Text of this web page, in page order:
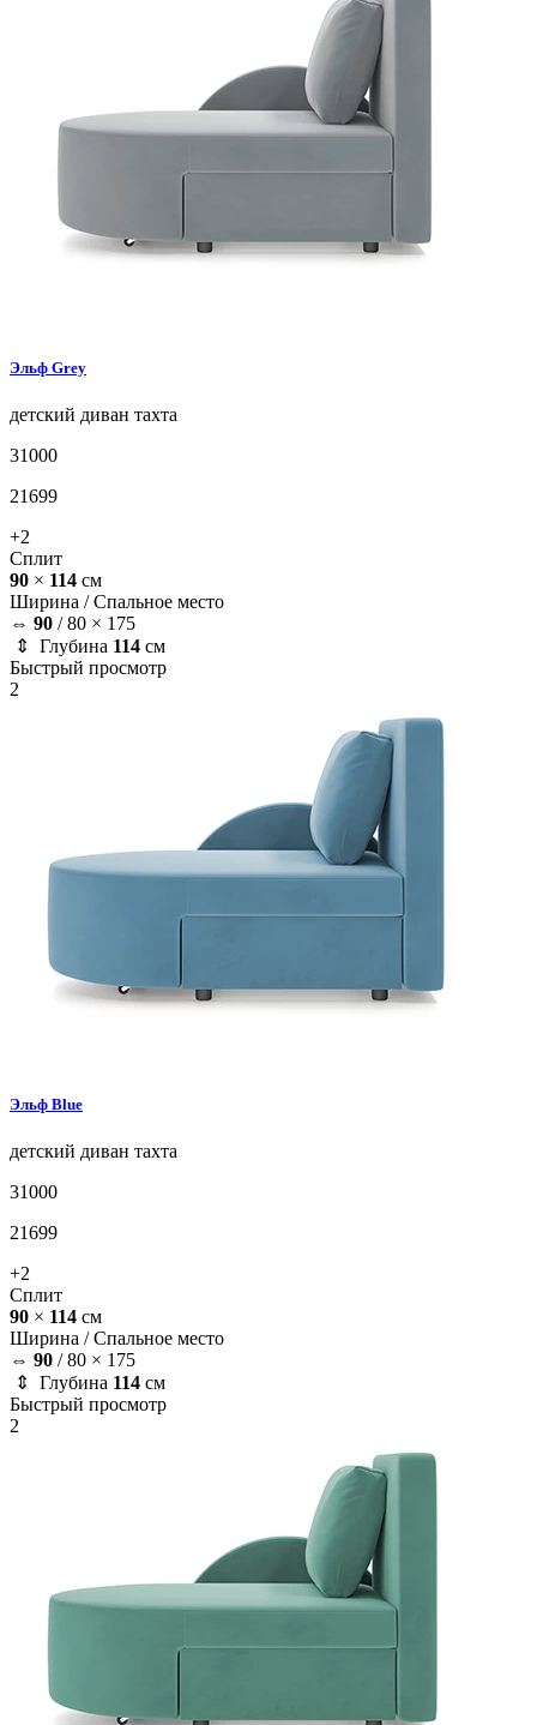
Эльф Grey
детский диван тахта
31000
21699
+2
Сплит
90 × 114 см
Ширина /Спальное место
⇔ 90 /80 × 175
⇕ Глубина 114 см
Быстрый просмотр
2
Эльф Blue
детский диван тахта
31000
21699
+2
Сплит
90 × 114 см
Ширина /Спальное место
⇔ 90 /80 × 175
⇕ Глубина 114 см
Быстрый просмотр
2